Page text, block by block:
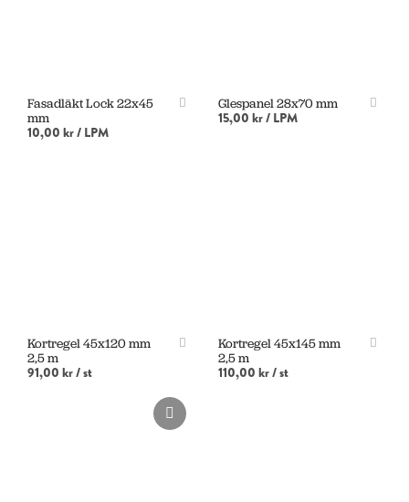
Fasadläkt Lock 22x45
mm
10,00 kr/ LPM
Glespanel 28x70 mm
15,00 kr/ LPM
Kortregel 45x120 mm
2,5 m
91,00 kr/ st
Kortregel 45x145 mm
2,5 m
110,00 kr/ st